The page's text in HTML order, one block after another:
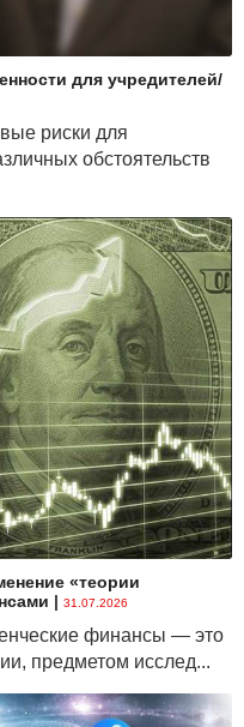
для учредителей/
риски для
обстоятельств
«теории
| 31.07.2026
финансы — это
предметом исслед...